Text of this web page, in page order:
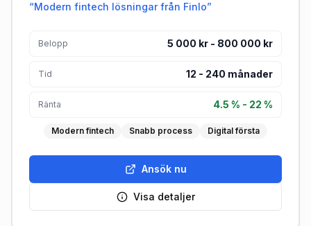
“Modern fintech lösningar från Finlo”
Belopp 5 000 kr - 800 000 kr
Tid 12 - 240 månader
Ränta 4.5 % - 22 %
Modern fintech Snabb process Digital första
Ansök nu
Visa detaljer